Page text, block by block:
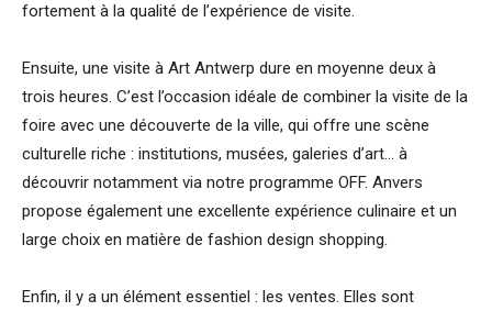
fortement à la qualité de l’expérience de visite.
Ensuite, une visite à Art Antwerp dure en moyenne deux à
trois heures. C’est l’occasion idéale de combiner la visite de la
foire avec une découverte de la ville, qui offre une scène
culturelle riche : institutions, musées, galeries d’art… à
découvrir notamment via notre programme OFF. Anvers
propose également une excellente expérience culinaire et un
large choix en matière de fashion design shopping.
Enfin, il y a un élément essentiel : les ventes. Elles sont